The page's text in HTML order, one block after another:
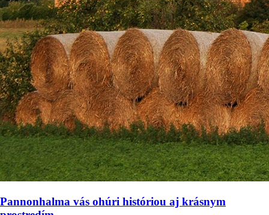
Pannonhalma vás ohúri históriou aj krásnym